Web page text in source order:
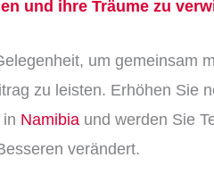
und ihre Träume zu
um gemeinsam
zu leisten. Erhöhen Sie
Namibiaund werden Sie
verändert.